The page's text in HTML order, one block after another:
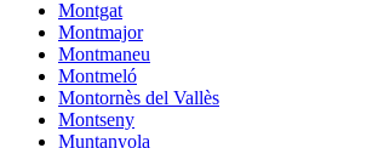
Montgat
Montmajor
Montmaneu
Montmeló
Montornès del Vallès
Montseny
Muntanyola